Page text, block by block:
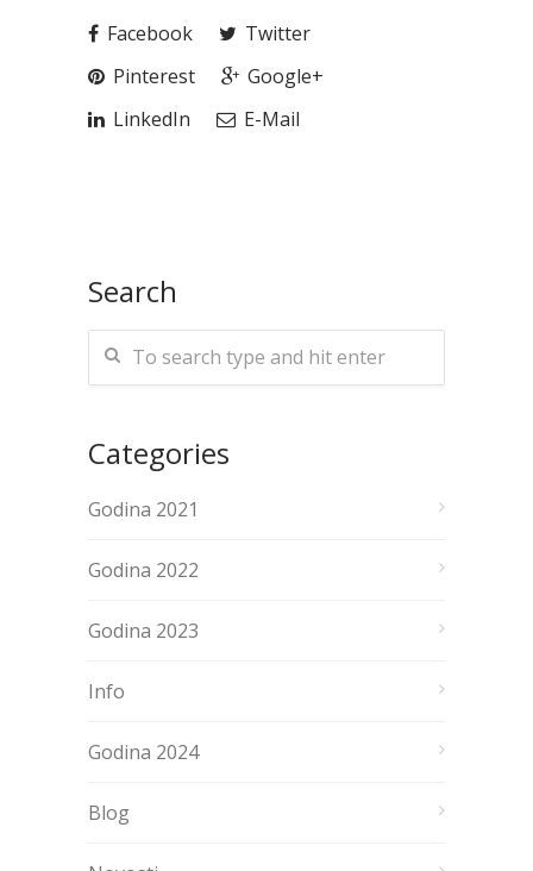
Facebook
Twitter
Pinterest
Google+
LinkedIn
E-Mail
Search
Categories
Godina 2021
Godina 2022
Godina 2023
Info
Godina 2024
Blog